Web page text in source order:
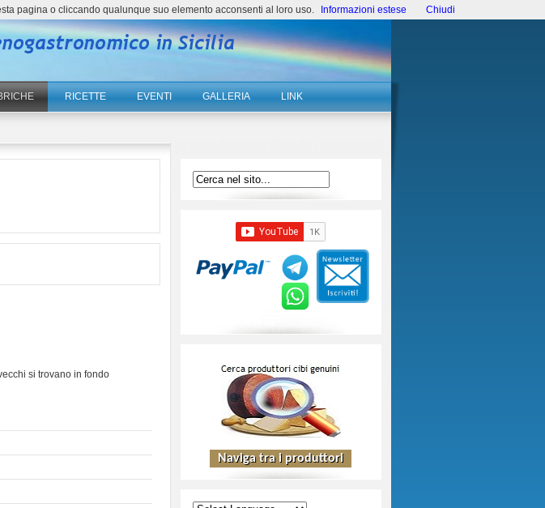
RICETTE EVENTI GALLERIA LINK
si trovano in fondo
pagina o cliccando qualunque suo elemento acconsenti al loro uso. Informazioni estese Chiudi